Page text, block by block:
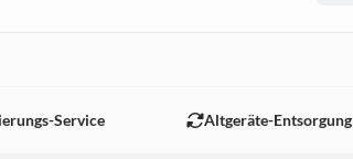
Service Altgeräte-Entsorgung